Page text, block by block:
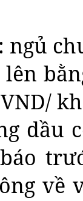
ngủ
dầu
về